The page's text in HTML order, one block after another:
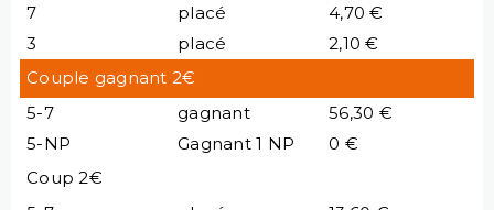
7
placé
4,70 €
3
placé
2,10 €
Couple gagnant 2€
5-7
gagnant
56,30 €
5-NP
Gagnant 1 NP
0 €
Coup 2€